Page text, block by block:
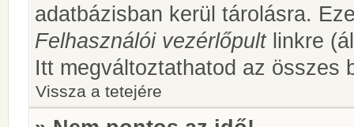
adatbázisban kerül tárolásra.
Felhasználói vezérlőpultlinkre
Itt megváltoztathatod az összes
Vissza a tetejére